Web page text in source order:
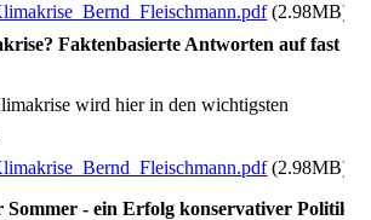
(2.98MB)
Faktenbasierte Antworten auf fast
wird hier in den wichtigsten
(2.98MB)
Sommer - ein Erfolg konservativer Politik